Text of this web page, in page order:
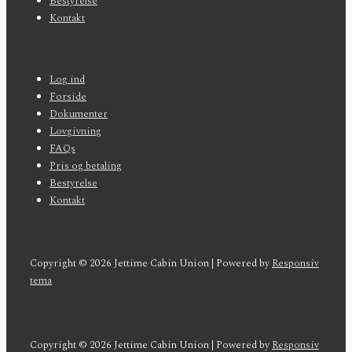
Kontakt
Sidefods-
menu
Log ind
Forside
Dokumenter
Lovgivning
FAQs
Pris og betaling
Bestyrelse
Kontakt
Copyright © 2026 Jettime Cabin Union | Powered by Responsiv
tema
Copyright © 2026 Jettime Cabin Union | Powered by Responsiv